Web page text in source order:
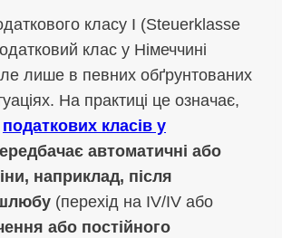
класу I (Steuerklasse
клас у Німеччині
лише в певних обґрунтованих
На практиці це означає,
податкових класів у
автоматичні або
наприклад, після
(перехід на IV/IV або
або постійного